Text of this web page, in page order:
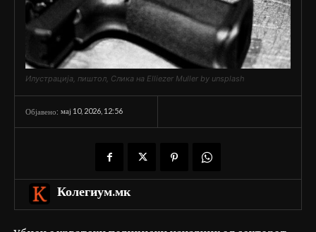
Илустрација, пиштол, Слика на Elliezer Muller by unsplash
Објавено: мај 10, 2026, 12:56
Колегиум.мк